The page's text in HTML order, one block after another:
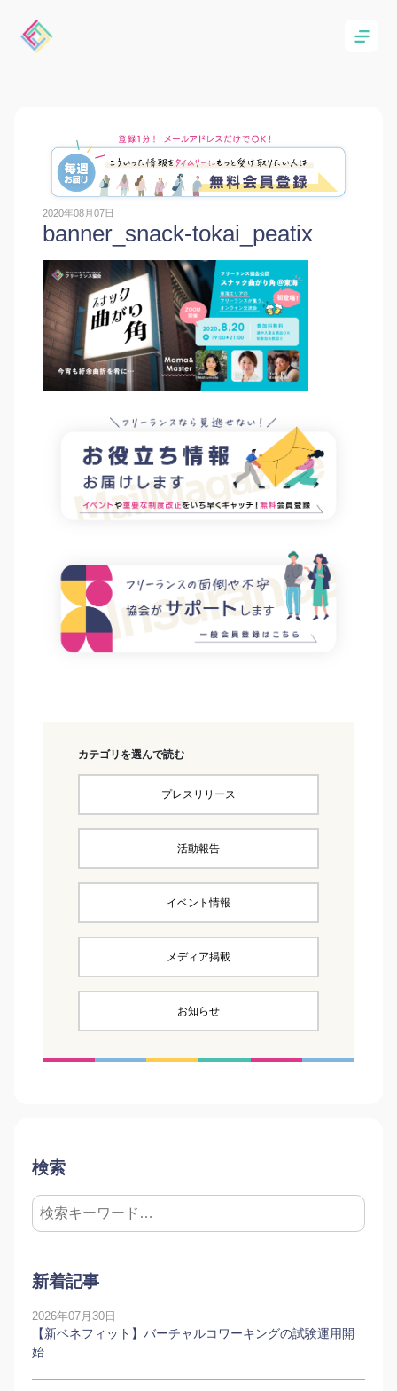
2020年08月07日
banner_snack-tokai_peatix
カテゴリを選んで読む
プレスリリース
活動報告
イベント情報
メディア掲載
お知らせ
検索
新着記事
2026年07月30日
【新ベネフィット】バーチャルコワーキングの試験運用開
始